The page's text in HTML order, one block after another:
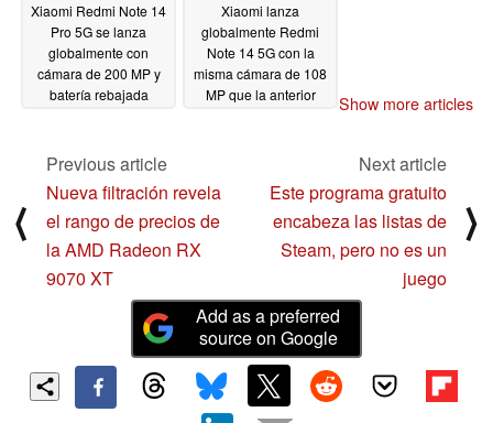
Xiaomi Redmi Note 14
Pro 5G se lanza
globalmente con
cámara de 200 MP y
batería rebajada
Xiaomi lanza
globalmente Redmi
Note 14 5G con la
misma cámara de 108
MP que la anterior
Show more articles
⟨
Previous article
Nueva filtración revela
el rango de precios de
la AMD Radeon RX
9070 XT
Next article
Este programa gratuito
encabeza las listas de
Steam, pero no es un
juego
⟩
Add as a preferred
source on Google